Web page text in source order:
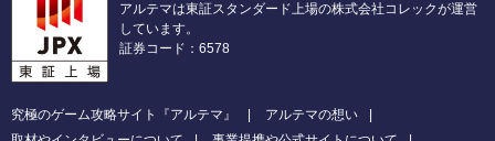
アルテマは東証スタンダード上場の株式会社コレックが運営
しています。
証券コード：6578
究極のゲーム攻略サイト『アルテマ』
アルテマの想い